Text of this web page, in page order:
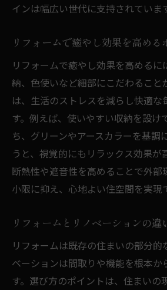
インは幅広い世代に支持されていま
リフォームで癒やし効果を高める
リフォームで癒やし効果を高めるに
納、色使いなど細部にこだわること
は、生活のストレスを減らし快適な
す。例えば、使いやすい収納を設け
ち、グリーンやアースカラーを基調
うと、視覚的にもリラックス効果が
断熱性や遮音性を高めることで外部
小限に抑え、心地よい住空間を実現
リフォームとリノベーションの違
リフォームは既存の住まいの部分的
ベーションは間取りや機能を根本か
す。選び方のポイントは、住まいの